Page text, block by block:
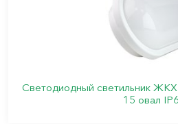
Cветодиодный светильник
15 овал